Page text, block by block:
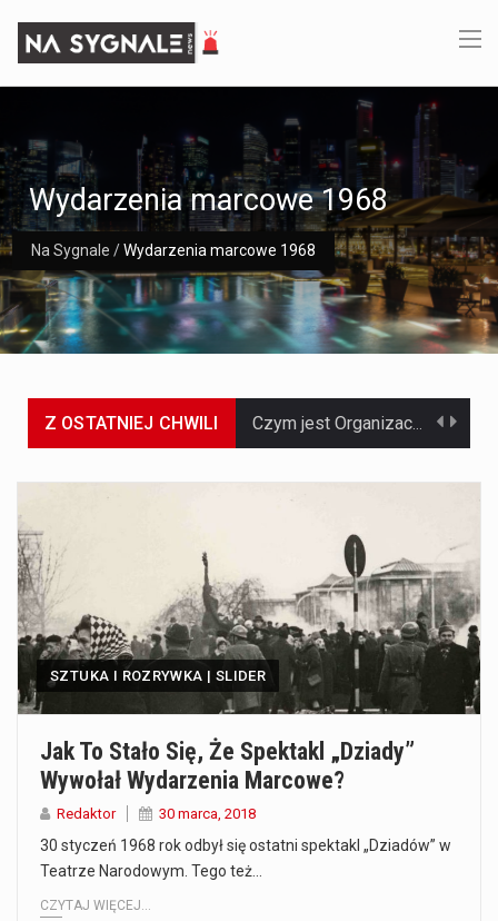
Na Sygnale /Wydarzenia marcowe 1968
Wydarzenia marcowe 1968
Z OSTATNIEJ CHWILI Czym jest Organizacja Traktatu Północnoatlantyckiego? Organizacja Traktatu Północnoatlantyckiego, powszechnie znana jako NATO, to międzynarodowy sojusz polityczno-wojskowy, który powstał 4 kwietnia 1949 roku. Został założony przez…
Co to jest serwis Aktualności Polska dzisiaj? Serwis Aktualności Polska dzisiaj to żywy i nowoczesny portal, który dostarcza najświeższe wieści z kraju i zagranicy. Obejmuje…
Co to jest cyberbezpieczeństwo w sieci? Cyberbezpieczeństwo w Internecie stanowi istotny element ochrony systemów informacyjnych. Jego zasadniczym celem jest zabezpieczenie przed różnorodnymi cyberzagrożeniami oraz ryzykiem,…
Czym były starożytne igrzyska olimpijskie w Grecji? Starożytne igrzyska olimpijskie odgrywały kluczową rolę w dziejach Grecji. Co cztery lata, w pięknej Olimpii, odbywały się te…
SZTUKA I ROZRYWKA | SLIDER
Jak To Stało Się, Że Spektakl „Dziady”
Wywołał Wydarzenia Marcowe?
Redaktor 30 marca, 2018
30 styczeń 1968 rok odbył się ostatni spektakl „Dziadów” w
Teatrze Narodowym. Tego też…
CZYTAJ WIĘCEJ...